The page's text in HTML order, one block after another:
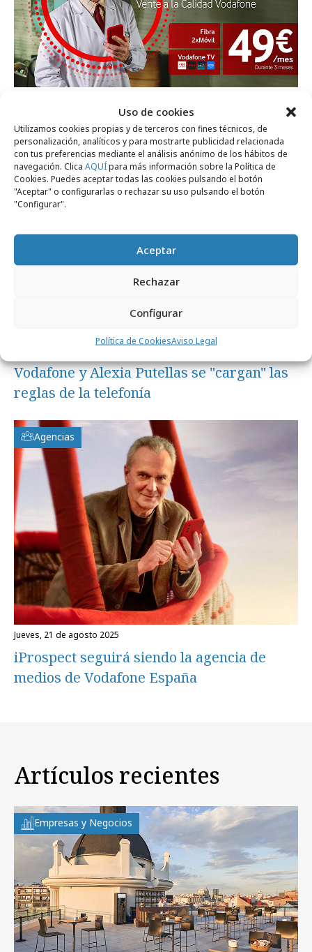
Uso de cookies
Utilizamos cookies propias y de terceros con fines técnicos, de
personalización, analíticos y para mostrarte publicidad relacionada
con tus preferencias mediante el análisis anónimo de los hábitos de
navegación. Clica AQUÍpara más información sobre la Política de
Cookies. Puedes aceptar todas las cookies pulsando el botón
"Aceptar" o configurarlas o rechazar su uso pulsando el botón
"Configurar".
Aceptar
Rechazar
Configurar
Política de CookiesAviso Legal
Luis Zahera protagoniza "La Solución
Vodafone"
Campañas
Vodafone y Alexia Putellas se "cargan" las
reglas de la telefonía
Agencias
jueves, 21 de agosto 2025
iProspect seguirá siendo la agencia de
medios de Vodafone España
Artículos recientes
Empresas y Negocios